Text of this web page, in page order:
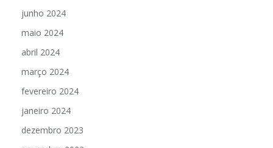
junho 2024
maio 2024
abril 2024
março 2024
fevereiro 2024
janeiro 2024
dezembro 2023